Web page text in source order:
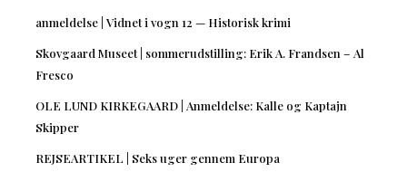
anmeldelse | Vidnet i vogn 12 — Historisk krimi
Skovgaard Museet | sommerudstilling: Erik A. Frandsen – Al
Fresco
OLE LUND KIRKEGAARD | Anmeldelse: Kalle og Kaptajn
Skipper
REJSEARTIKEL | Seks uger gennem Europa